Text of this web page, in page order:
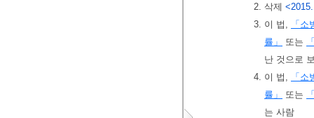
2. 삭제
3. 이 법,
「
률」
또는
난 것으로
4. 이 법,
「
률」
또는
는 사람